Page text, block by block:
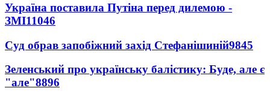
Україна поставила Путіна перед дилемою -
ЗМІ11046
Суд обрав запобіжний захід Стефанішиній9845
Зеленський про українську балістику: Буде, але є
"але"8896